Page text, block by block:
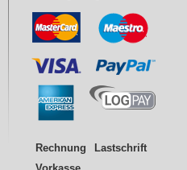
Rechnung
Lastschrift